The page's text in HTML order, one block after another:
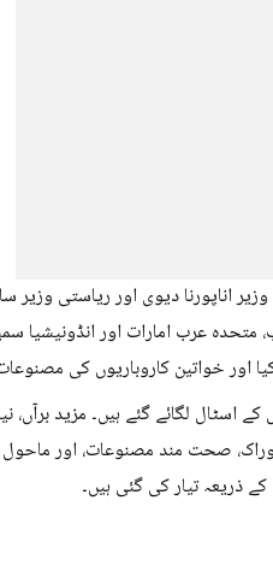
اناپورنا دیوی اور ریاستی وزیر
متحدہ عرب امارات اور انڈونیشیا
اور خواتین کاروباریوں کی
علاقوں کے اسٹال لگائے گئے ہیں۔ مزید
خوراک، صحت مند مصنوعات، اور
ذریعہ تیار کی گئی ہیں۔